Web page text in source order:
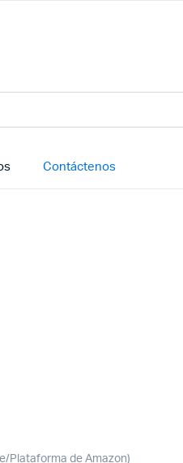
Contáctenos
Plataforma de Amazon)